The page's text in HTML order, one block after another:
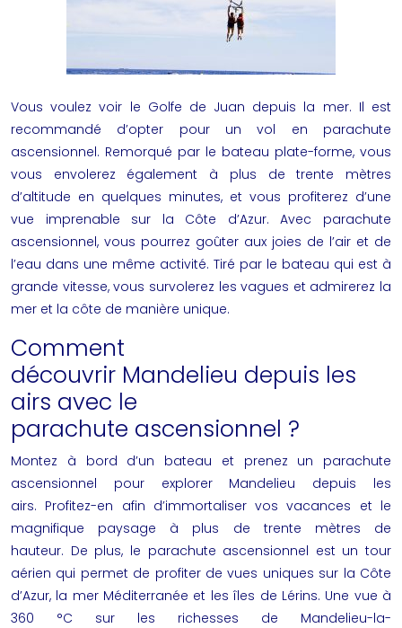
Vous voulez voir le Golfe de Juan depuis la mer. Il est
recommandé d’opter pour un vol en parachute
ascensionnel. Remorqué par le bateau plate-forme, vous
vous envolerez également à plus de trente mètres
d’altitude en quelques minutes, et vous profiterez d’une
vue imprenable sur la Côte d’Azur. Avec parachute
ascensionnel, vous pourrez goûter aux joies de l’air et de
l’eau dans une même activité. Tiré par le bateau qui est à
grande vitesse, vous survolerez les vagues et admirerez la
mer et la côte de manière unique.
Comment
découvrir Mandelieu depuis les
airs avec le
parachute ascensionnel ?
Montez à bord d’un bateau et prenez un parachute
ascensionnel pour explorer Mandelieu depuis les
airs. Profitez-en afin d’immortaliser vos vacances et le
magnifique paysage à plus de trente mètres de
hauteur. De plus, le parachute ascensionnel est un tour
aérien qui permet de profiter de vues uniques sur la Côte
d’Azur, la mer Méditerranée et les îles de Lérins. Une vue à
360 °C sur les richesses de Mandelieu-la-